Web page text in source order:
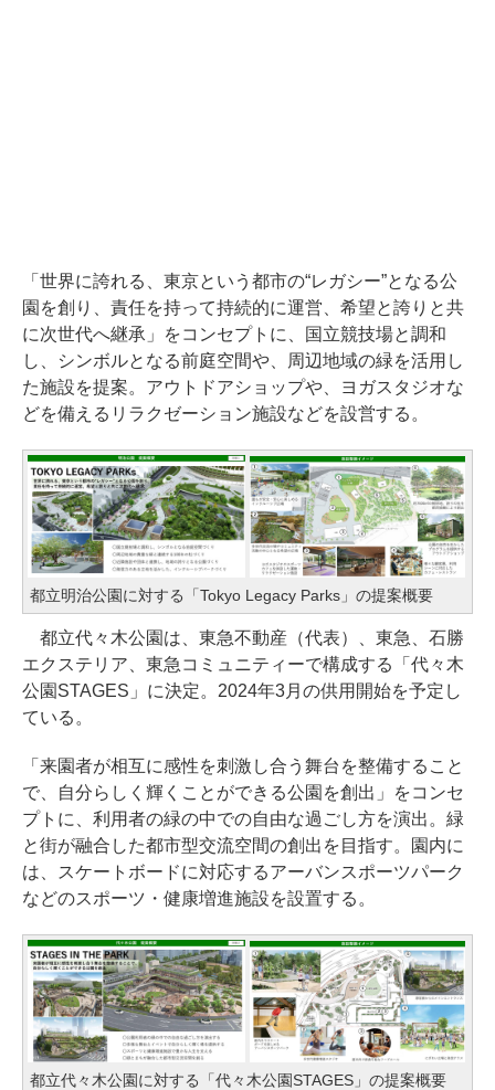
「世界に誇れる、東京という都市の“レガシー”となる公
園を創り、責任を持って持続的に運営、希望と誇りと共
に次世代へ継承」をコンセプトに、国立競技場と調和
し、シンボルとなる前庭空間や、周辺地域の緑を活用し
た施設を提案。アウトドアショップや、ヨガスタジオな
どを備えるリラクゼーション施設などを設営する。
都立明治公園に対する「Tokyo Legacy Parks」の提案概要
都立代々木公園は、東急不動産（代表）、東急、石勝
エクステリア、東急コミュニティーで構成する「代々木
公園STAGES」に決定。2024年3月の供用開始を予定し
ている。
「来園者が相互に感性を刺激し合う舞台を整備すること
で、自分らしく輝くことができる公園を創出」をコンセ
プトに、利用者の緑の中での自由な過ごし方を演出。緑
と街が融合した都市型交流空間の創出を目指す。園内に
は、スケートボードに対応するアーバンスポーツパーク
などのスポーツ・健康増進施設を設置する。
都立代々木公園に対する「代々木公園STAGES」の提案概要